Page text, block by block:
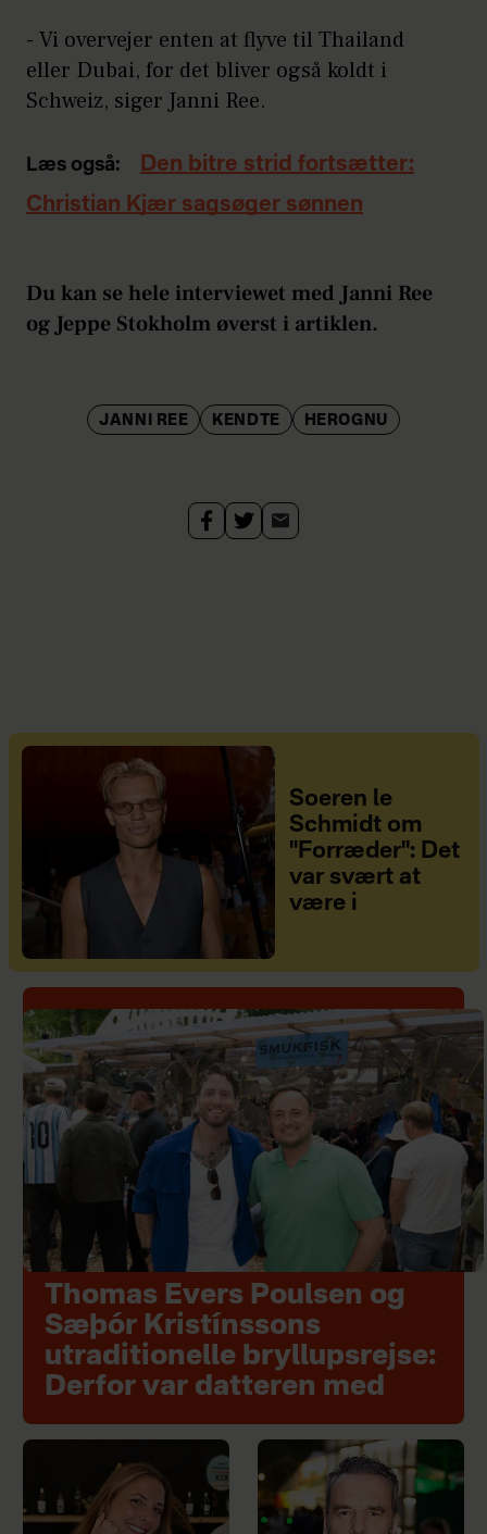
- Vi overvejer enten at flyve til Thailand
eller Dubai, for det bliver også koldt i
Schweiz, siger Janni Ree.
Læs også:
Den bitre strid fortsætter:
Christian Kjær sagsøger sønnen
Du kan se hele interviewet med Janni Ree
og Jeppe Stokholm øverst i artiklen.
JANNI REE KENDTE HEROGNU
Soeren le
Schmidt om
"Forræder": Det
var svært at
være i
Thomas Evers Poulsen og
Sæþór Kristínssons
utraditionelle bryllupsrejse:
Derfor var datteren med